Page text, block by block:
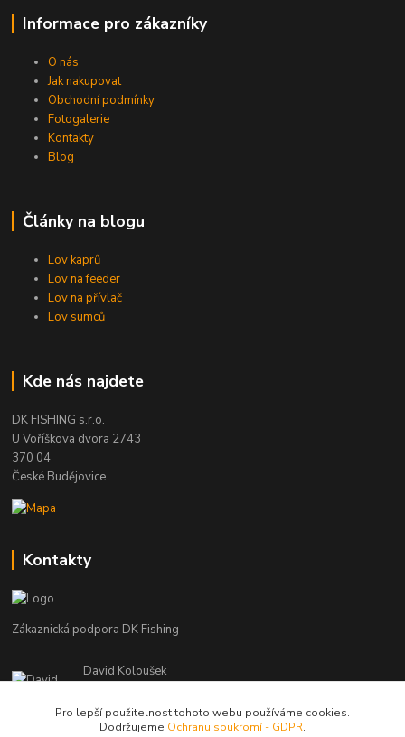
Informace pro zákazníky
O nás
Jak nakupovat
Obchodní podmínky
Fotogalerie
Kontakty
Blog
Články na blogu
Lov kaprů
Lov na feeder
Lov na přívlač
Lov sumců
Kde nás najdete
DK FISHING s.r.o.
U Voříškova dvora 2743
370 04
České Budějovice
Kontakty
Zákaznická podpora DK Fishing
David Koloušek
(Po-Pá, 7-18 hod.)
Pro lepší použitelnost tohoto webu používáme cookies.
Dodržujeme Ochranu soukromí - GDPR.